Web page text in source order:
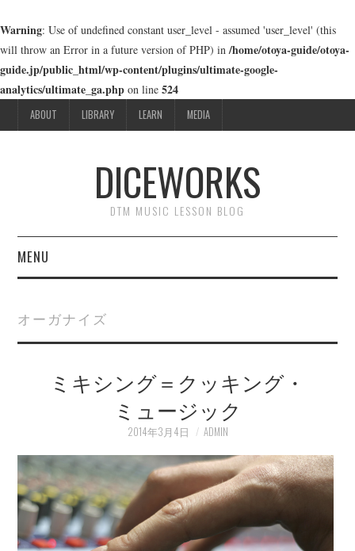
Warning: Use of undefined constant user_level - assumed 'user_level' (this
will throw an Error in a future version of PHP) in/home/otoya-guide/otoya-
guide.jp/public_html/wp-content/plugins/ultimate-google-
analytics/ultimate_ga.php on line 524
ABOUT LIBRARY LEARN MEDIA
DICEWORKS
DTM MUSIC LESSON BLOG
MENU
LIBRARY
LEARN
オーガナイズ
ミキシング＝クッキング・
ミュージック
2014年3月4日 ADMIN